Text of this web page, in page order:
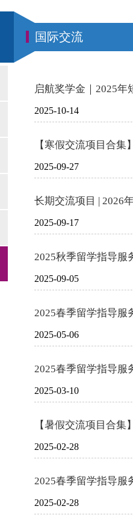
国际交流
启航奖学金｜2025
2025-10-14
【寒假交流项目合
2025-09-27
长期交流项目 | 2026
2025-09-17
2025秋季留学指导服
2025-09-05
2025春季留学指导服
2025-05-06
2025春季留学指导服
2025-03-10
【暑假交流项目合
2025-02-28
2025春季留学指导服
2025-02-28